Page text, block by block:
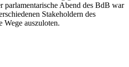
parlamentarische Abend des BdB war
Stakeholdern des
Wege auszuloten.